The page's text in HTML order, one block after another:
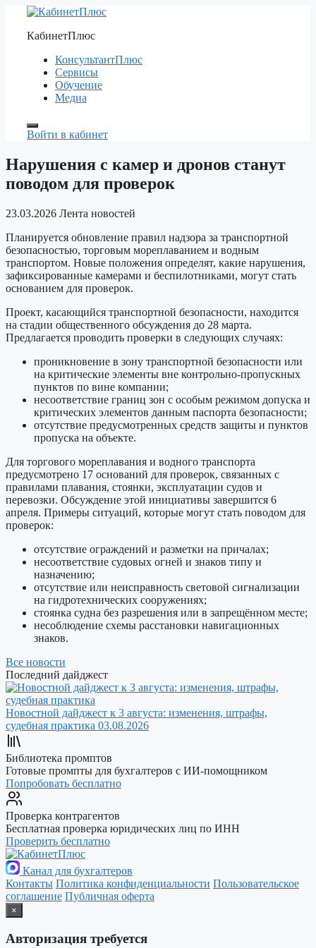
Перейти
содержимому
КабинетПлюс
КонсультантПлюс
Сервисы
Обучение
Медиа
Войти в кабинет
Нарушения с камер и дронов станут
поводом для проверок
23.03.2026 Лента новостей
Планируется обновление правил надзора за транспортной
безопасностью, торговым мореплаванием и водным
транспортом. Новые положения определят, какие нарушения,
зафиксированные камерами и беспилотниками, могут стать
основанием для проверок.
Проект, касающийся транспортной безопасности, находится
на стадии общественного обсуждения до 28 марта.
Предлагается проводить проверки в следующих случаях:
проникновение в зону транспортной безопасности или
на критические элементы вне контрольно-пропускных
пунктов по вине компании;
несоответствие границ зон с особым режимом допуска и
критических элементов данным паспорта безопасности;
отсутствие предусмотренных средств защиты и пунктов
пропуска на объекте.
Для торгового мореплавания и водного транспорта
предусмотрено 17 оснований для проверок, связанных с
правилами плавания, стоянки, эксплуатации судов и
перевозки. Обсуждение этой инициативы завершится 6
апреля. Примеры ситуаций, которые могут стать поводом для
проверок:
отсутствие ограждений и разметки на причалах;
несоответствие судовых огней и знаков типу и
назначению;
отсутствие или неисправность световой сигнализации
на гидротехнических сооружениях;
стоянка судна без разрешения или в запрещённом месте;
несоблюдение схемы расстановки навигационных
знаков.
Все новости
Последний дайджест
Новостной дайджест к 3 августа: изменения, штрафы,
судебная практика 03.08.2026
Библиотека промптов
Готовые промпты для бухгалтеров с ИИ-помощником
Попробовать бесплатно
Проверка контрагентов
Бесплатная проверка юридических лиц по ИНН
Проверить бесплатно
Канал для бухгалтеров
Контакты Политика конфиденциальности Пользовательское
соглашение Публичная оферта
×
Авторизация требуется